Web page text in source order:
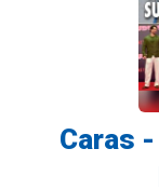
Caras